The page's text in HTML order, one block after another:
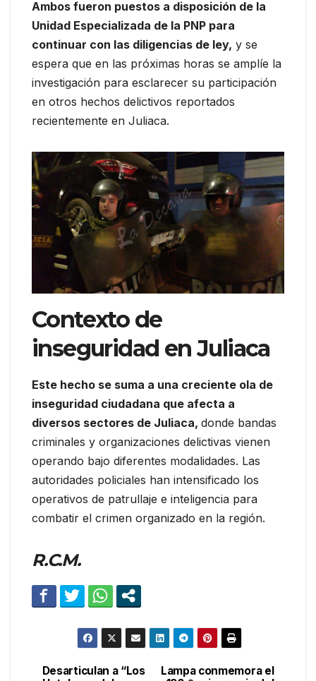
Ambos fueron puestos a disposición de la
Unidad Especializada de la PNP para
continuar con las diligencias de ley, y se
espera que en las próximas horas se amplíe la
investigación para esclarecer su participación
en otros hechos delictivos reportados
recientemente en Juliaca.
Contexto de
inseguridad en Juliaca
Este hecho se suma a una creciente ola de
inseguridad ciudadana que afecta a
diversos sectores de Juliaca, donde bandas
criminales y organizaciones delictivas vienen
operando bajo diferentes modalidades. Las
autoridades policiales han intensificado los
operativos de patrullaje e inteligencia para
combatir el crimen organizado en la región.
R.C.M.
Lampa conmemora el
Desarticulan a “Los